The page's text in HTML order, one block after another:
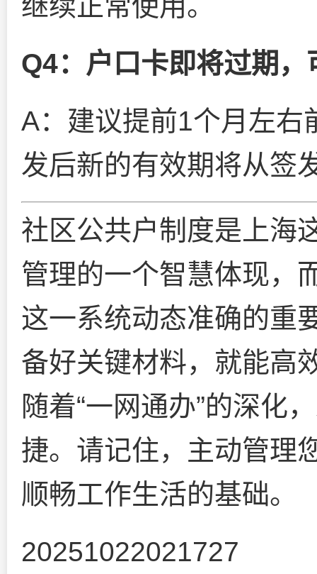
Q4：户口卡即将过期
A：建议提前1个月左右
发后新的有效期将从签
社区公共户制度是上海
管理的一个智慧体现，
这一系统动态准确的重
备好关键材料，就能高
随着“一网通办”的深化
捷。请记住，主动管理
顺畅工作生活的基础。
20251022021727